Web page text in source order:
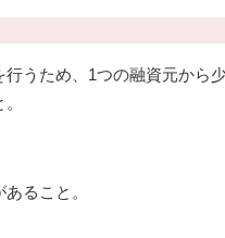
行うため、1つの融資元から
ること。